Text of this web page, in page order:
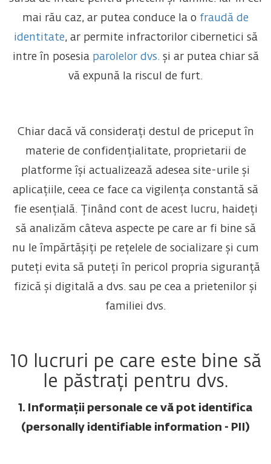
mai rău caz, ar putea conduce la o fraudă de
identitate, ar permite infractorilor cibernetici să
intre în posesia parolelor dvs.și ar putea chiar să
vă expună la riscul de furt.
Chiar dacă vă considerați destul de priceput în
materie de confidențialitate, proprietarii de
platforme își actualizează adesea site-urile și
aplicațiile, ceea ce face ca vigilența constantă să
fie esențială. Ținând cont de acest lucru, haideți
să analizăm câteva aspecte pe care ar fi bine să
nu le împărtășiți pe rețelele de socializare și cum
puteți evita să puteți în pericol propria siguranță
fizică și digitală a dvs. sau pe cea a prietenilor și
familiei dvs.
10 lucruri pe care este bine să
le păstrați pentru dvs.
1. Informații personale ce vă pot identifica
(personally identifiable information - PII)